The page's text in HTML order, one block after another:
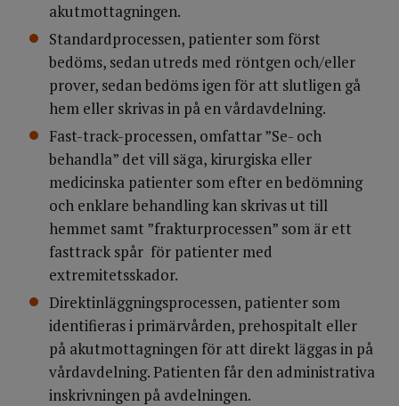
akutmottagningen.
Standardprocessen, patienter som först
bedöms, sedan utreds med röntgen och/eller
prover, sedan bedöms igen för att slutligen gå
hem eller skrivas in på en vårdavdelning.
Fast-track-processen, omfattar ”Se- och
behandla” det vill säga, kirurgiska eller
medicinska patienter som efter en bedömning
och enklare behandling kan skrivas ut till
hemmet samt ”frakturprocessen” som är ett
fasttrack spår för patienter med
extremitetsskador.
Direktinläggningsprocessen, patienter som
identifieras i primärvården, prehospitalt eller
på akutmottagningen för att direkt läggas in på
vårdavdelning. Patienten får den administrativa
inskrivningen på avdelningen.